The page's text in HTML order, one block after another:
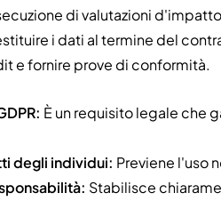
di valutazioni
i dati al termine del
e fornire prove di conformità.
È un requisito legale che
degli individui: Previene l'uso
Stabilisce